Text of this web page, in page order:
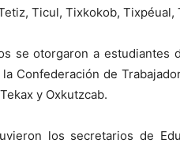
Ticul, Tixkokob, Tixpéual,
se otorgaron a estudiantes
la Confederación de
y Oxkutzcab.
los secretarios de